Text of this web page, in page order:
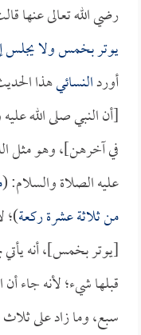
رضي الله تعالى عنها
يوتر بخمس ولا يجلس
أوردالنسائيهذا
[أن النبي صلى الله
في آخرهن]، وهو مثل
عليه الصلاة والسلام: (
من ثلاثة عشرة ركعة)؛
[يوتر بخمس]، أنه يأتي
قبلها شيء؛ لأنه جاء
سبع، وما زاد على